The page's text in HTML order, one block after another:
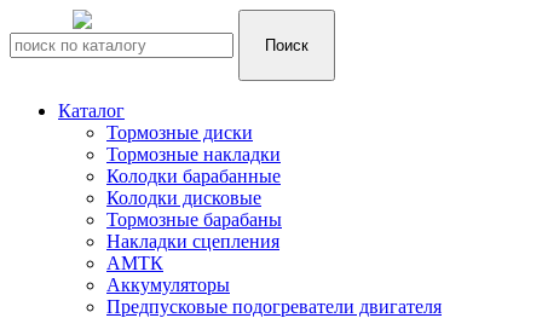
Каталог
Тормозные диски
Тормозные накладки
Колодки барабанные
Колодки дисковые
Тормозные барабаны
Накладки сцепления
АМТК
Аккумуляторы
Предпусковые подогреватели двигателя